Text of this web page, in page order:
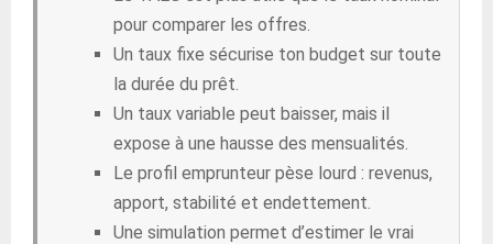
pour comparer les offres.
Un taux fixe sécurise ton budget sur toute
la durée du prêt.
Un taux variable peut baisser, mais il
expose à une hausse des mensualités.
Le profil emprunteur pèse lourd : revenus,
apport, stabilité et endettement.
Une simulation permet d’estimer le vrai